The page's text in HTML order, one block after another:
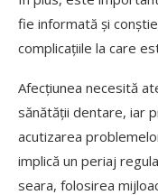
fie informată și
complicațiile la care
Afecțiunea necesită
sănătății dentare, iar
acutizarea
implică un periaj
seara, folosirea